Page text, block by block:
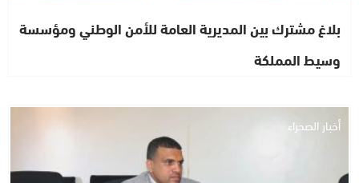
بلاغ مشترك بين المديرية العامة للأمن الوطني ومؤسسة
وسيط المملكة
أخبار الصحراء